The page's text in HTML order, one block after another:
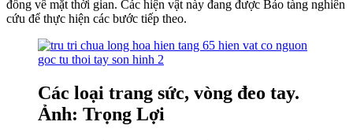
đồng về mặt thời gian. Các hiện vật này đang được Bảo tàng nghiên
cứu để thực hiện các bước tiếp theo.
Các loại trang sức, vòng đeo tay.
Ảnh: Trọng Lợi